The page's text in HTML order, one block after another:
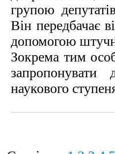
групою
Він передбачає
допомогою
Зокрема тим
запропонувати
наукового